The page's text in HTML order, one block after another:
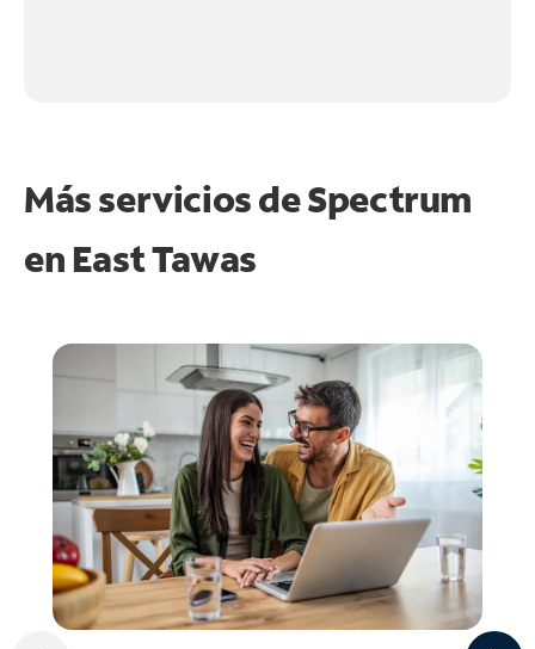
Más servicios de Spectrum
en East Tawas